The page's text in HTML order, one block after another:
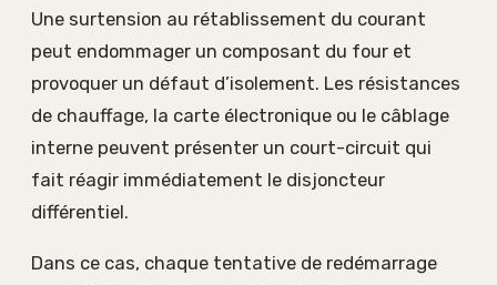
Une surtension au rétablissement du courant
peut endommager un composant du four et
provoquer un défaut d’isolement. Les résistances
de chauffage, la carte électronique ou le câblage
interne peuvent présenter un court-circuit qui
fait réagir immédiatement le disjoncteur
différentiel.
Dans ce cas, chaque tentative de redémarrage